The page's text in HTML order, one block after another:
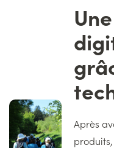
Image
gauche
Titre
Texte
Après